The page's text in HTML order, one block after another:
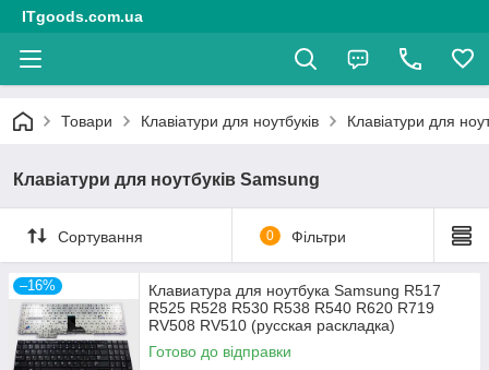
ITgoods.com.ua
Товари Клавіатури для ноутбуків Клавіатури для
Клавіатури для ноутбуків Samsung
Сортування 0 Фільтри
–16%
Клавиатура для ноутбука Samsung R517
R525 R528 R530 R538 R540 R620 R719
RV508 RV510 (русская раскладка)
Готово до відправки